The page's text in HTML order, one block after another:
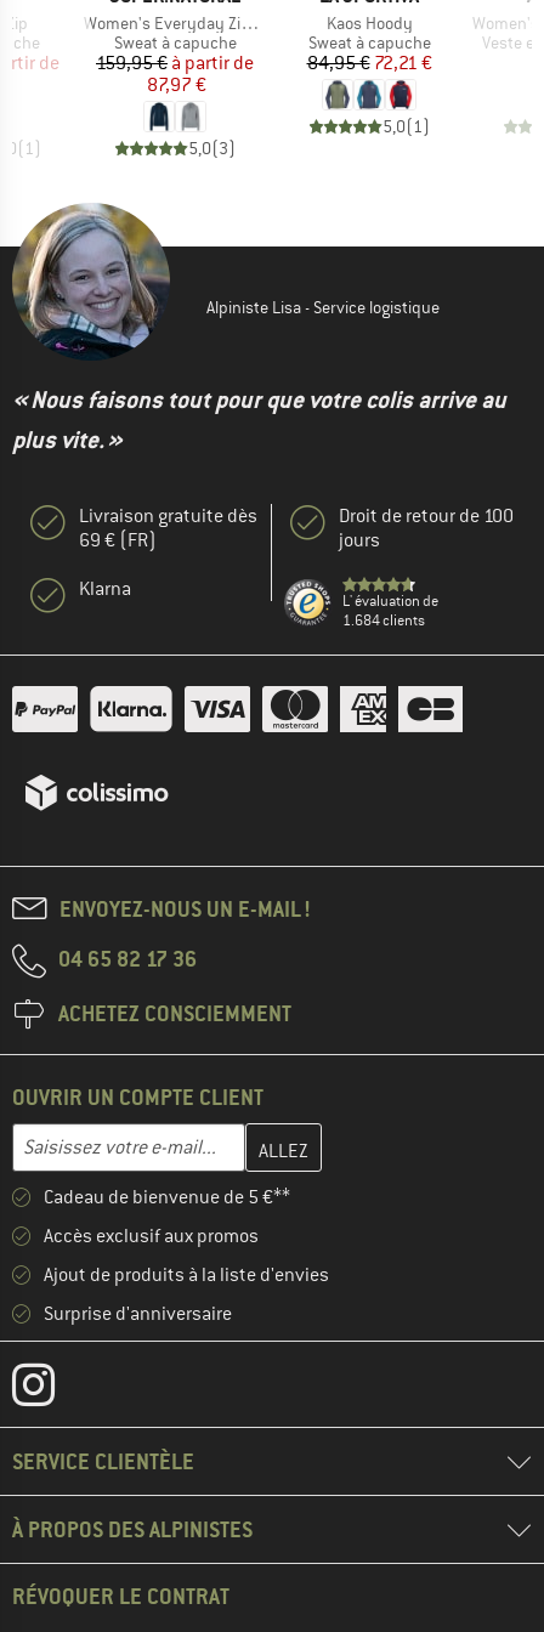
Zip
réduit
de
(1)
Article
Women's Everyday Zip Hoodie
Product group
Sweat à capuche
Prix
159,95 € Prix réduit
à partir de
87,97 €
5,0(3)
Article
Kaos Hoody
Product group
Sweat à capuche
Prix
84,95 €Prix réduit
72,21 €
5,0(1)
Article
Women's
Product
Veste
Alpiniste Lisa - Service logistique
« Nous faisons tout pour que votre colis arrive au
plus vite. »
Livraison gratuite dès
69 € (FR)
Klarna
Droit de retour de 100
jours
L' évaluation de
1.684 clients
ENVOYEZ-NOUS UN E-MAIL !
04 65 82 17 36
ACHETEZ CONSCIEMMENT
OUVRIR UN COMPTE CLIENT
Adresse e-mail
Entrez votre adresse e-mail ici et créez votre compte client à la
Cadeau de bienvenue de 5 €**
Accès exclusif aux promos
Ajout de produits à la liste d'envies
Surprise d'anniversaire
SERVICE CLIENTÈLE
À PROPOS DES ALPINISTES
RÉVOQUER LE CONTRAT